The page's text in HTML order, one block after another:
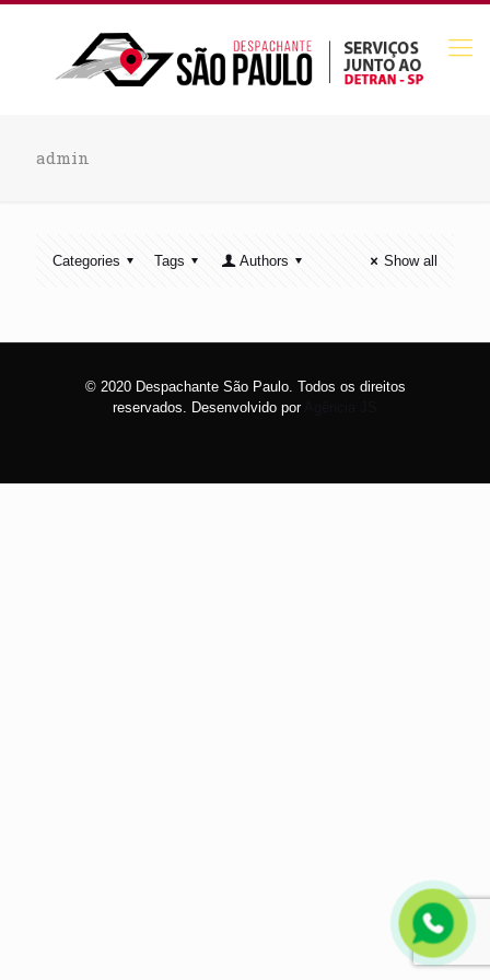
admin
Categories Tags Authors Show all
© 2020 Despachante São Paulo. Todos os direitos
reservados. Desenvolvido por